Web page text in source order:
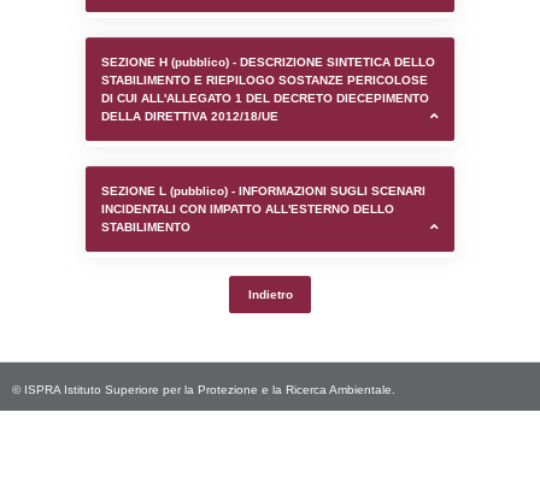
SEZIONE D (pubblico) - INFORMAZIONI
AUTORIZZAZIONI/CERTIFICAZIONI E
CONTROLLO A CUI è SOGGETTO LO
STABILIMENTO
SEZIONE H (pubblico) - DESCRIZIONE